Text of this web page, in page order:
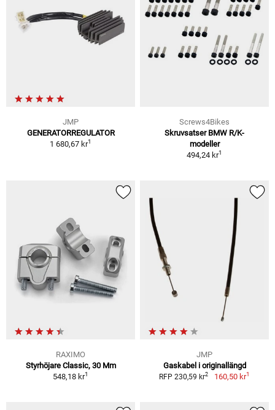
JMP
GENERATORREGULATOR
1 680,67 kr1
Screws4Bikes
Skruvsatser BMW R/K-
modeller
494,24 kr1
RAXIMO
Styrhöjare Classic, 30 Mm
548,18 kr1
JMP
Gaskabel i originallängd
RFP 230,59 kr2 160,50 kr1